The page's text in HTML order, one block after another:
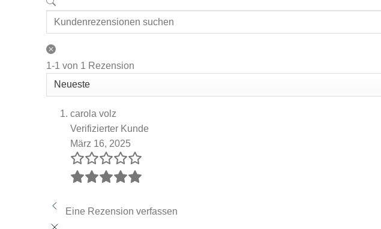
1-1 von 1 Rezension
carola volz
Verifizierter Kunde
März 16, 2025
Eine Rezension verfassen